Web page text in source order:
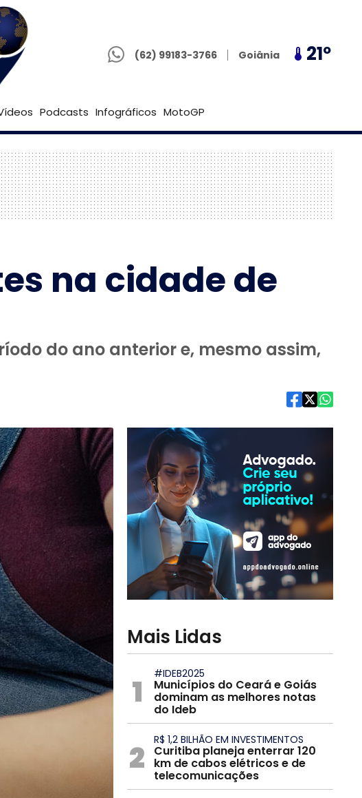
(62) 99183-3766
Goiânia 21º Brasília 21º
Podcasts Infográficos MotoGP
na cidade de
do ano anterior e, mesmo assim,
Mais Lidas
1 #IDEB2025
Municípios do Ceará e Goiás
dominam as melhores notas
do Ideb
2 R$ 1,2 BILHÃO EM INVESTIMENTOS
Curitiba planeja enterrar 120
km de cabos elétricos e de
telecomunicações